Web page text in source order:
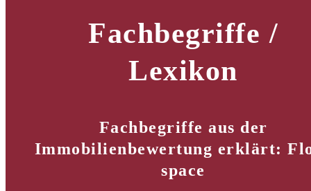
Fachbegriffe /
Lexikon
Fachbegriffe aus der
Immobilienbewertung erklärt:
space